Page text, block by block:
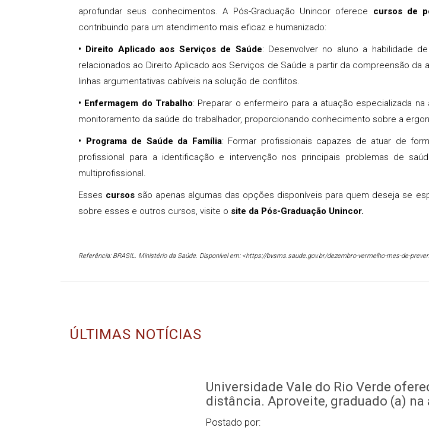
aprofundar seus conhecimentos. A Pós-Graduação Unincor oferece cursos de
contribuindo para um atendimento mais eficaz e humanizado:
• Direito Aplicado aos Serviços de Saúde: Desenvolver no aluno a habilidade
relacionados ao Direito Aplicado aos Serviços de Saúde a partir da compreensão da
linhas argumentativas cabíveis na solução de conflitos.
• Enfermagem do Trabalho: Preparar o enfermeiro para a atuação especializada
monitoramento da saúde do trabalhador, proporcionando conhecimento sobre a
• Programa de Saúde da Família: Formar profissionais capazes de atuar de
profissional para a identificação e intervenção nos principais problemas de
multiprofissional.
Esses cursos são apenas algumas das opções disponíveis para quem deseja se
sobre esses e outros cursos, visite o site da Pós-Graduação Unincor.
Referência: BRASIL. Ministério da Saúde. Disponível em: <https://bvsms.saude.gov.br/dezembro-vermelho-mes-de-
ÚLTIMAS NOTÍCIAS
Universidade Vale do Rio Verde
distância. Aproveite, graduado (a) na
Postado por: